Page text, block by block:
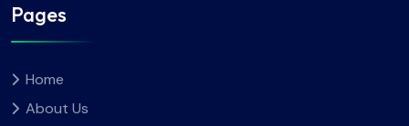
Pages
Home
About Us